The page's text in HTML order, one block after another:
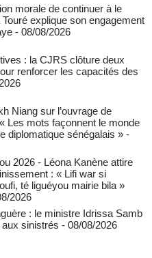
morale de continuer à le
explique son engagement
- 08/08/2026
: la CJRS clôture deux
renforcer les capacités des
Niang sur l’ouvrage de
Les mots façonnent le monde
diplomatique sénégalais » -
2026 - Léona Kanène attire
: « Lifi war si
té liguéyou mairie bila »
2026
: le ministre Idrissa Samb
sinistrés - 08/08/2026